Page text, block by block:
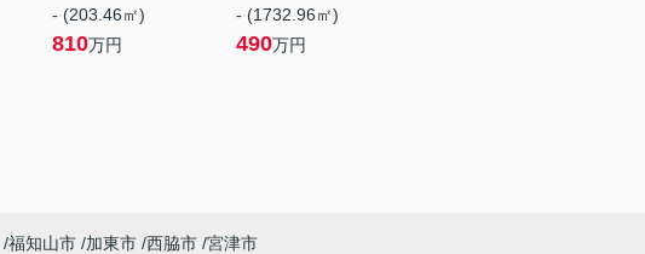
- (203.46㎡)
810万円
- (1732.96㎡)
490万円
福知山市 加東市 西脇市 宮津市